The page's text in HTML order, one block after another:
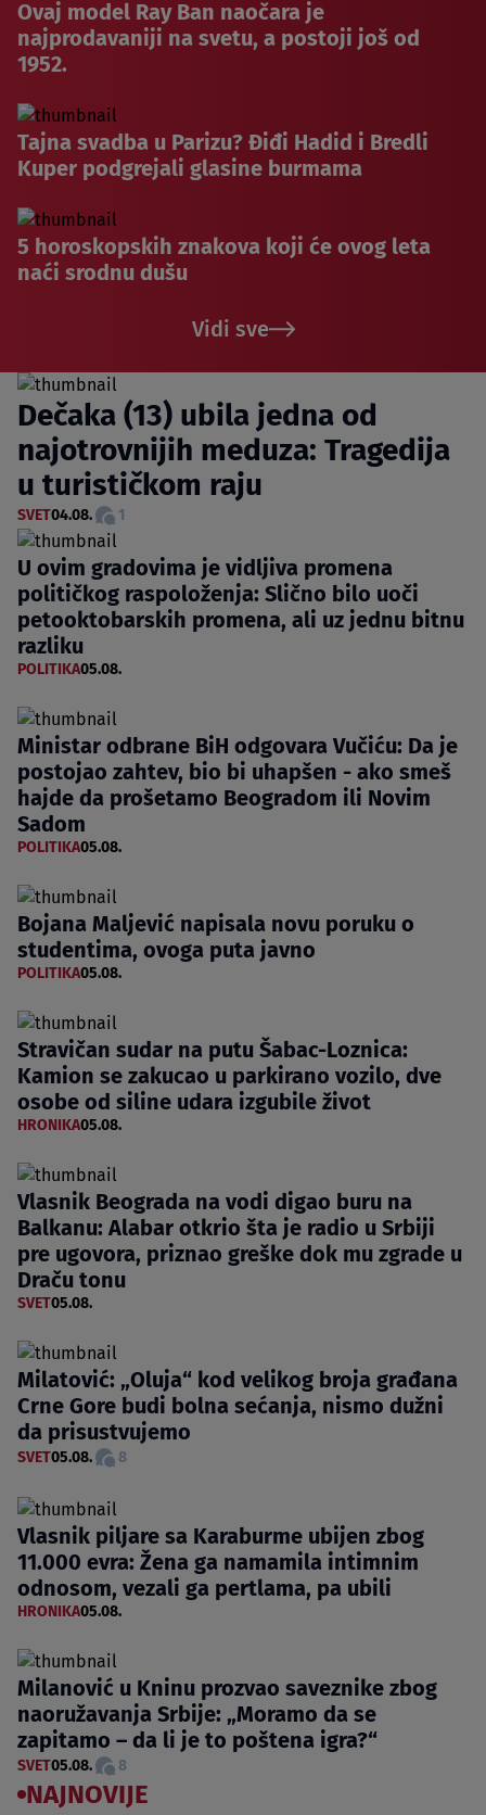
Ovaj model Ray Ban naočara je
najprodavaniji na svetu, a postoji još od
1952.
Tajna svadba u Parizu? Điđi Hadid i Bredli
Kuper podgrejali glasine burmama
5 horoskopskih znakova koji će ovog leta
naći srodnu dušu
Vidi sve
Dečaka (13) ubila jedna od
najotrovnijih meduza: Tragedija
u turističkom raju
SVET04.08. 1
U ovim gradovima je vidljiva promena
političkog raspoloženja: Slično bilo uoči
petooktobarskih promena, ali uz jednu bitnu
razliku
POLITIKA05.08.
Ministar odbrane BiH odgovara Vučiću: Da je
postojao zahtev, bio bi uhapšen - ako smeš
hajde da prošetamo Beogradom ili Novim
Sadom
POLITIKA05.08.
Bojana Maljević napisala novu poruku o
studentima, ovoga puta javno
POLITIKA05.08.
Stravičan sudar na putu Šabac-Loznica:
Kamion se zakucao u parkirano vozilo, dve
osobe od siline udara izgubile život
HRONIKA05.08.
Vlasnik Beograda na vodi digao buru na
Balkanu: Alabar otkrio šta je radio u Srbiji
pre ugovora, priznao greške dok mu zgrade u
Draču tonu
SVET05.08.
Milatović: „Oluja“ kod velikog broja građana
Crne Gore budi bolna sećanja, nismo dužni
da prisustvujemo
SVET05.08. 8
Vlasnik piljare sa Karaburme ubijen zbog
11.000 evra: Žena ga namamila intimnim
odnosom, vezali ga pertlama, pa ubili
HRONIKA05.08.
Milanović u Kninu prozvao saveznike zbog
naoružavanja Srbije: „Moramo da se
zapitamo – da li je to poštena igra?“
SVET05.08. 8
NAJNOVIJE